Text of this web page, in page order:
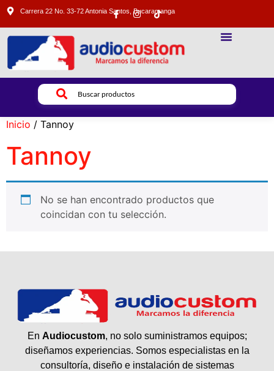
Carrera 22 No. 33-72 Antonia Santos, Bucaramanga
Inicio / Tannoy
Tannoy
No se han encontrado productos que
coincidan con tu selección.
En Audiocustom, no solo suministramos equipos;
diseñamos experiencias. Somos especialistas en la
consultoría, diseño e instalación de sistemas